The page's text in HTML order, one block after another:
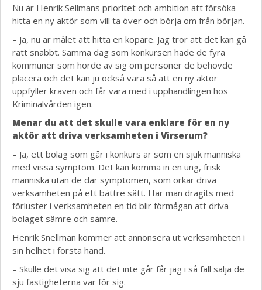
Nu är Henrik Sellmans prioritet och ambition att försöka
hitta en ny aktör som vill ta över och börja om från början.
– Ja, nu är målet att hitta en köpare. Jag tror att det kan gå
rätt snabbt. Samma dag som konkursen hade de fyra
kommuner som hörde av sig om personer de behövde
placera och det kan ju också vara så att en ny aktör
uppfyller kraven och får vara med i upphandlingen hos
Kriminalvården igen.
Menar du att det skulle vara enklare för en ny
aktör att driva verksamheten i Virserum?
– Ja, ett bolag som går i konkurs är som en sjuk människa
med vissa symptom. Det kan komma in en ung, frisk
människa utan de där symptomen, som orkar driva
verksamheten på ett bättre sätt. Har man dragits med
förluster i verksamheten en tid blir förmågan att driva
bolaget sämre och sämre.
Henrik Snellman kommer att annonsera ut verksamheten i
sin helhet i första hand.
– Skulle det visa sig att det inte går får jag i så fall sälja de
sju fastigheterna var för sig.